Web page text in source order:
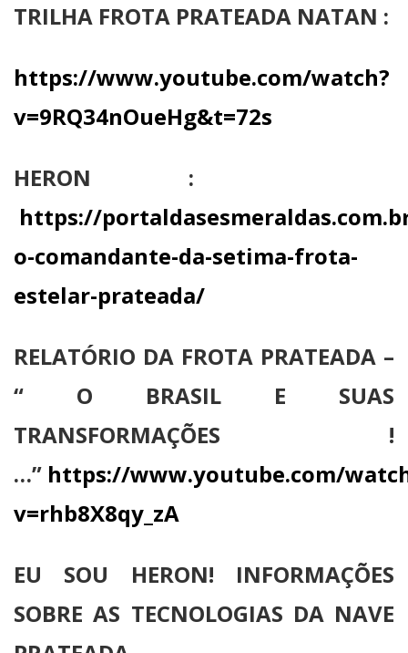
TRILHA FROTA PRATEADA NATAN :
https://www.youtube.com/watch?
v=9RQ34nOueHg&t=72s
HERON :
https://
o-comandante-da-setima-frota-
estelar-prateada/
RELATÓRIO DA FROTA PRATEADA –
“ O BRASIL E SUAS
TRANSFORMAÇÕES !
…” https://www.youtube.com/
v=rhb8X8qy_zA
EU SOU HERON! INFORMAÇÕES
SOBRE AS TECNOLOGIAS DA NAVE